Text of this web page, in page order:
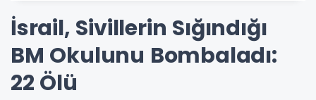
İsrail, Sivillerin Sığındığı
BM Okulunu Bombaladı:
22 Ölü